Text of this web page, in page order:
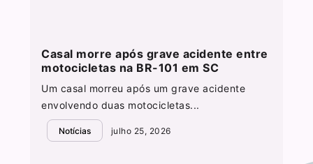
Casal morre após grave acidente entre
motocicletas na BR-101 em SC
Um casal morreu após um grave acidente
envolvendo duas motocicletas...
Notícias julho 25, 2026